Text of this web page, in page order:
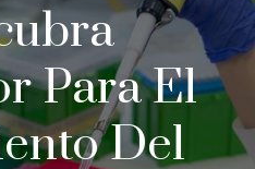
Para El
Del